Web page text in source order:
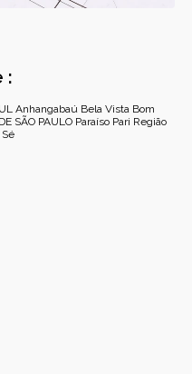
:
Anhangabaú Bela Vista Bom
SÃO PAULO Paraíso Pari Região
Sé